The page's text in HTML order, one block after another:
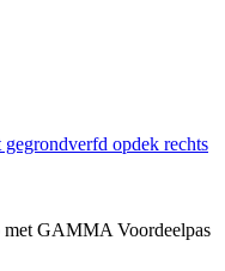
opdek rechts
GAMMA Voordeelpas